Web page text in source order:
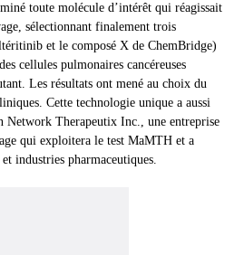
toute molécule d’intérêt qui réagissait
sélectionnant finalement trois
et le composé X de ChemBridge)
cellules pulmonaires cancéreuses
Les résultats ont mené au choix du
Cette technologie unique a aussi
Network Therapeutix Inc., une entreprise
qui exploitera le test MaMTH et a
industries pharmaceutiques.